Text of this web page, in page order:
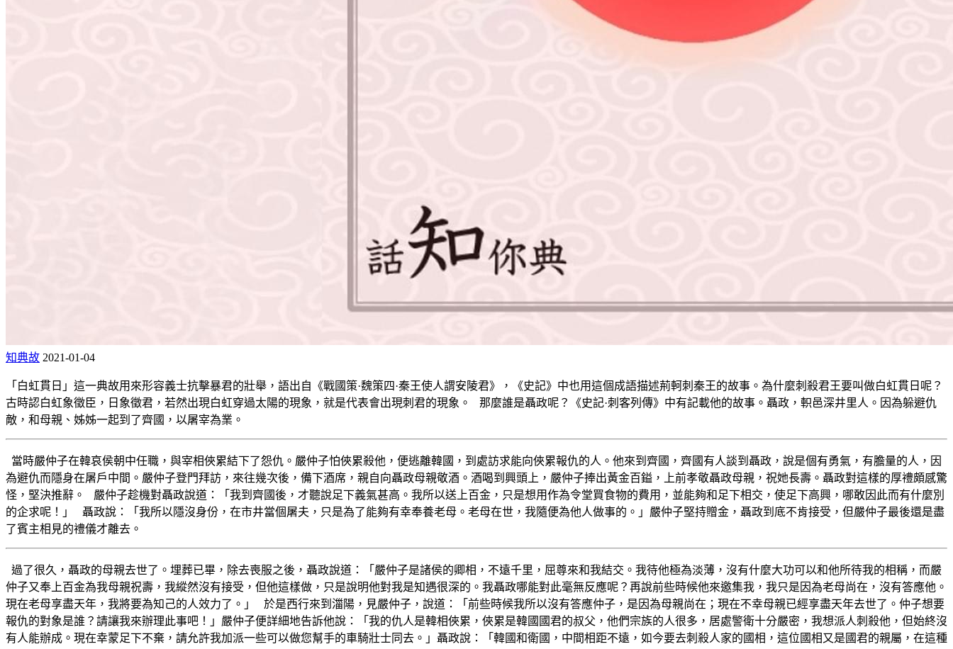
知典故 2021-01-04
「白虹貫日」這一典故用來形容義士抗擊暴君的壯舉，語出自《戰國策·魏策四·秦王使人謂安陵君》，《史記》中也用這個成語描述荊軻刺秦王的故事。為什麼刺殺君王要叫做白虹貫日呢？
古時認白虹象徵臣，日象徵君，若然出現白虹穿過太陽的現象，就是代表會出現刺君的現象。 那麼誰是聶政呢？《史記·刺客列傳》中有記載他的故事。聶政，軹邑深井里人。因為躲避仇
敵，和母親、姊姊一起到了齊國，以屠宰為業。
當時嚴仲子在韓哀侯朝中任職，與宰相俠累結下了怨仇。嚴仲子怕俠累殺他，便逃離韓國，到處訪求能向俠累報仇的人。他來到齊國，齊國有人談到聶政，說是個有勇氣，有膽量的人，因
為避仇而隱身在屠戶中間。嚴仲子登門拜訪，來往幾次後，備下酒席，親自向聶政母親敬酒。酒喝到興頭上，嚴仲子捧出黃金百鎰，上前孝敬聶政母親，祝她長壽。聶政對這樣的厚禮頗感驚
怪，堅決推辭。 嚴仲子趁機對聶政說道：「我到齊國後，才聽說足下義氣甚高。我所以送上百金，只是想用作為令堂買食物的費用，並能夠和足下相交，使足下高興，哪敢因此而有什麼別
的企求呢！」 聶政說：「我所以隱沒身份，在市井當個屠夫，只是為了能夠有幸奉養老母。老母在世，我隨便為他人做事的。」嚴仲子堅持贈金，聶政到底不肯接受，但嚴仲子最後還是盡
了賓主相見的禮儀才離去。
過了很久，聶政的母親去世了。埋葬已畢，除去喪服之後，聶政說道：「嚴仲子是諸侯的卿相，不遠千里，屈尊來和我結交。我待他極為淡薄，沒有什麼大功可以和他所待我的相稱，而嚴
仲子又奉上百金為我母親祝壽，我縱然沒有接受，但他這樣做，只是說明他對我是知遇很深的。我聶政哪能對此毫無反應呢？再說前些時候他來邀集我，我只是因為老母尚在，沒有答應他。
現在老母享盡天年，我將要為知己的人效力了。」 於是西行來到湽陽，見嚴仲子，說道：「前些時候我所以沒有答應仲子，是因為母親尚在；現在不幸母親已經享盡天年去世了。仲子想要
報仇的對象是誰？請讓我來辦理此事吧！」嚴仲子便詳細地告訴他說：「我的仇人是韓相俠累，俠累是韓國國君的叔父，他們宗族的人很多，居處警衛十分嚴密，我想派人刺殺他，但始終沒
有人能辦成。現在幸蒙足下不棄，請允許我加派一些可以做您幫手的車騎壯士同去。」聶政說：「韓國和衛國，中間相距不遠，如今要去刺殺人家的國相，這位國相又是國君的親屬，在這種